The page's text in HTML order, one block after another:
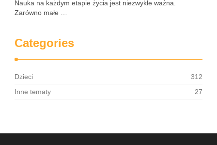
Nauka na każdym etapie życia jest niezwykle ważna.
Zarówno małe …
Categories
Dzieci
312
Inne tematy
27